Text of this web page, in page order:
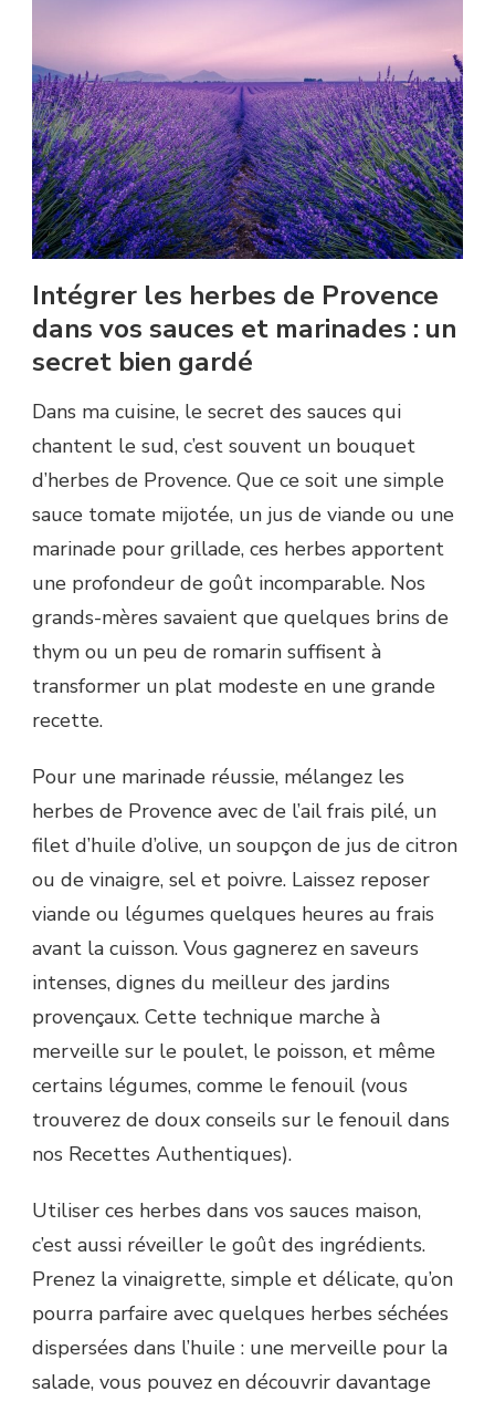
Intégrer les herbes de Provence
dans vos sauces et marinades : un
secret bien gardé
Dans ma cuisine, le secret des sauces qui
chantent le sud, c’est souvent un bouquet
d’herbes de Provence. Que ce soit une simple
sauce tomate mijotée, un jus de viande ou une
marinade pour grillade, ces herbes apportent
une profondeur de goût incomparable. Nos
grands-mères savaient que quelques brins de
thym ou un peu de romarin suffisent à
transformer un plat modeste en une grande
recette.
Pour une marinade réussie, mélangez les
herbes de Provence avec de l’ail frais pilé, un
filet d’huile d’olive, un soupçon de jus de citron
ou de vinaigre, sel et poivre. Laissez reposer
viande ou légumes quelques heures au frais
avant la cuisson. Vous gagnerez en saveurs
intenses, dignes du meilleur des jardins
provençaux. Cette technique marche à
merveille sur le poulet, le poisson, et même
certains légumes, comme le fenouil (vous
trouverez de doux conseils sur le fenouil dans
nos Recettes Authentiques).
Utiliser ces herbes dans vos sauces maison,
c’est aussi réveiller le goût des ingrédients.
Prenez la vinaigrette, simple et délicate, qu’on
pourra parfaire avec quelques herbes séchées
dispersées dans l’huile : une merveille pour la
salade, vous pouvez en découvrir davantage